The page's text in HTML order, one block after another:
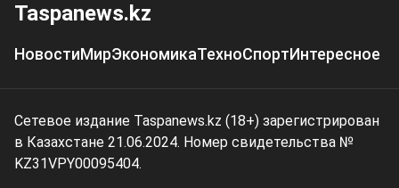
Taspanews.kz
НовостиМирЭкономикаТехноСпортИнтересное
Сетевое издание Taspanews.kz (18+) зарегистрирован
в Казахстане 21.06.2024. Номер свидетельства №
KZ31VPY00095404.